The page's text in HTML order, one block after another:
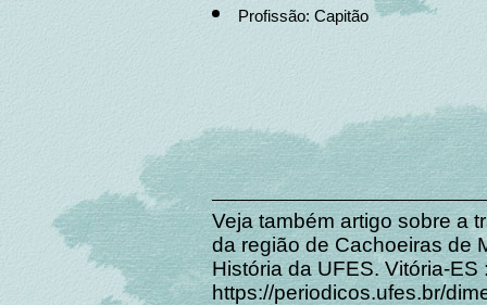
Profissão: Capitão
Veja também artigo sobre a
da região de Cachoeiras de
História da UFES. Vitória-ES
https://periodicos.ufes.br/